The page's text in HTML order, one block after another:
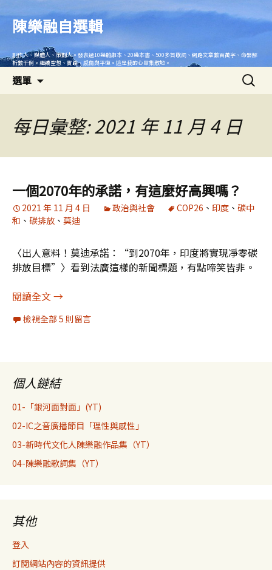
內
陳樂融自選輯
創作人、媒體人、策劃人。發表過10幾齣劇本、20幾本書、500多首歌詞、網路文章數百萬字、命盤解
析數千例。繼續空想、實踐、感傷與平復。這是我的心靈集散地。
選單
搜
尋
鍵
字:
每日彙整: 2021 年 11 月 4 日
一個2070年的承諾，有這麼好高興嗎？
2021 年 11 月 4 日 政治與社會 COP26 、 印度 、 碳中
和 、 碳排放 、 莫迪
〈出人意料！莫迪承諾：“到2070年，印度將實現凈零碳
排放目標”〉看到法廣這樣的新聞標題，有點啼笑皆非。
閱讀全文一個2070年的承諾，有這麼好高興嗎？
→
檢視全部 5 則留言
個人鏈結
01-「銀河面對面」(YT)
02-IC之音廣播節目「理性與感性」
03-新時代文化人陳樂融作品集（YT）
04-陳樂融歌詞集（YT）
其他
登入
訂閱網站內容的資訊提供